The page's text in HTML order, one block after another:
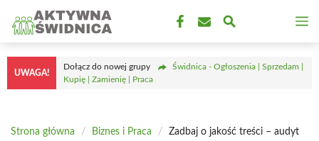
treści
UWAGA!
Dołącz do nowej grupy
Świdnica - Ogłoszenia | Sprzedam |
Kupię | Zamienię | Praca
Strona główna / Biznes i Praca /
Zadbaj o jakość treści – audyt